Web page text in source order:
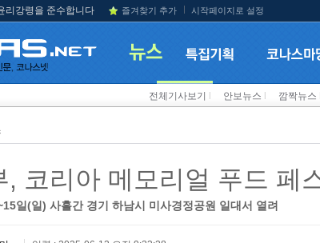
리강령을 준수합니다 즐겨찾기 추가 시작페이지로 설정
전체기사보기 안보뉴스 깜짝뉴스
, 코리아 메모리얼 푸드 페
일(일) 사흘간 경기 하남시 미사경정공원 일대서 열려